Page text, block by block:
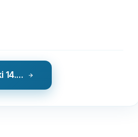
Pradėkite investuoti — uždirbkite iki 14.83 % metinių palūkanų